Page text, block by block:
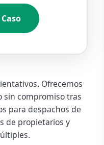
Ofrecemos
sin compromiso tras
para despachos de
de propietarios y